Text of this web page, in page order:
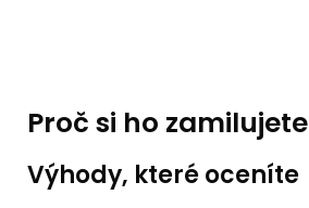
Proč si ho zamilujete
Výhody, které oceníte